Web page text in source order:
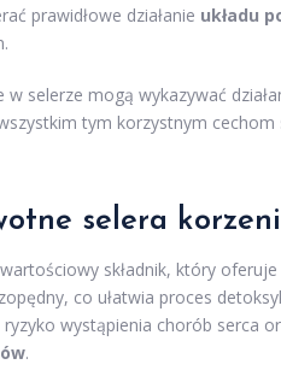
prawidłowe działanie układu
w selerze mogą wykazywać
tym korzystnym
selera
składnik, który
co ułatwia proces
wystąpienia chorób serca
.